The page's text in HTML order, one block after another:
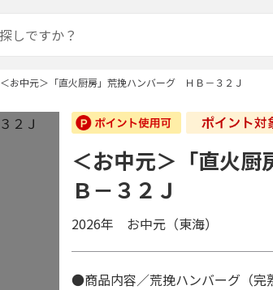
＜お中元＞「直火厨房」荒挽ハンバーグ ＨＢ－３２Ｊ
＜お中元＞「直火
Ｂ－３２Ｊ
2026年 お中元（東海）
●商品内容／荒挽ハンバーグ（完